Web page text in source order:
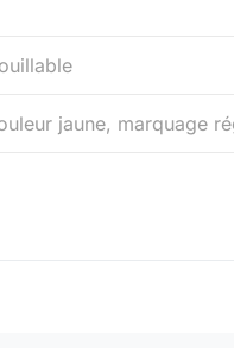
jaune, marquage